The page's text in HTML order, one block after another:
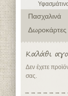
Πασχαλινά
Δωροκάρτες
Δεν έχετε
σας.